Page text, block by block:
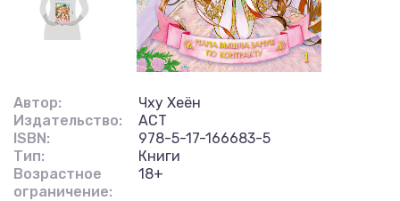
Автор:
Чху Хеён
Издательство:
АСТ
ISBN:
978-5-17-166683-5
Тип:
Книги
Возрастное
ограничение:
18+